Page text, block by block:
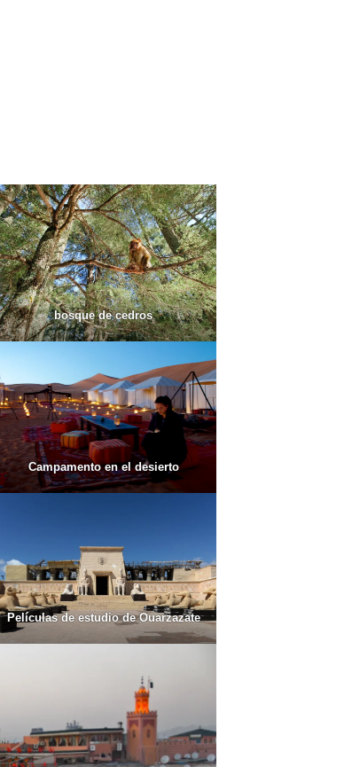
bosque de cedros
Campamento en el desierto
Películas de estudio de Ouarzazate